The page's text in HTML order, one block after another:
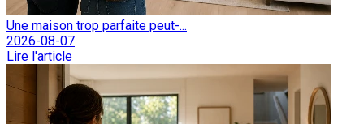
Une maison trop parfaite peut-...
2026-08-07
Lire l'article